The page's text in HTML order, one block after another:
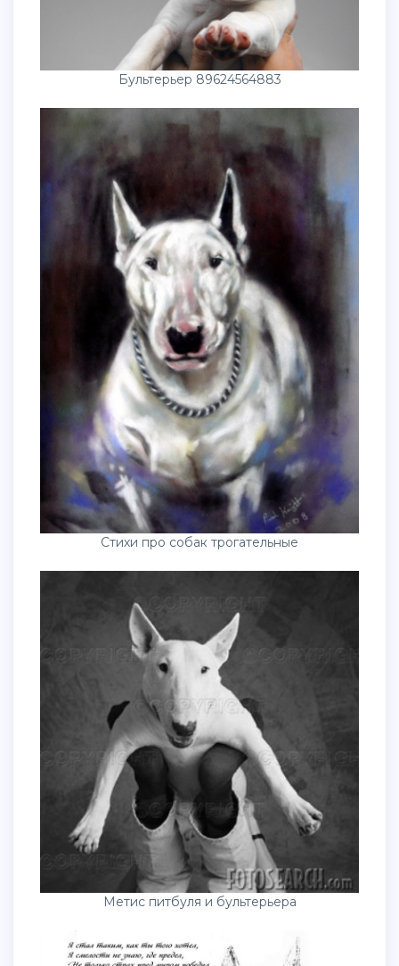
Бультерьер 89624564883
Стихи про собак трогательные
Метис питбуля и бультерьера